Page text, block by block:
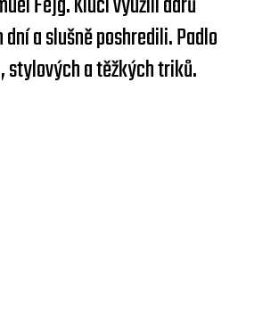
a slušně poshredili. Padlo
stylových a těžkých triků.